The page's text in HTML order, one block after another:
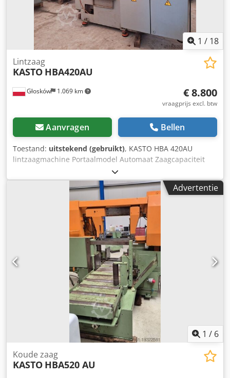
1 / 18
Głosków 1.069 km
Lintzaag
KASTO HBA420AU
€ 8.800
vraagprijs excl. btw
Aanvragen Bellen
Toestand: uitstekend (gebruikt), KASTO HBA 420AU
lintzaagmachine Portaalmodel Automaat Zaagcapaciteit
diameter 420 mm Enkele materiaaltoevoer 600 mm
Meervoudige toevoer x9 Koelvloeistofpomp Documentatie
Gewicht 3400 kg Netto Transport mogelijk naar elke locatie
in het land Dedpfx Anoxxht Heiowa Aanvoertafel Machine
in perfecte technische staat!
Advertentie
1 / 6
Koude zaag
KASTO HBA520 AU